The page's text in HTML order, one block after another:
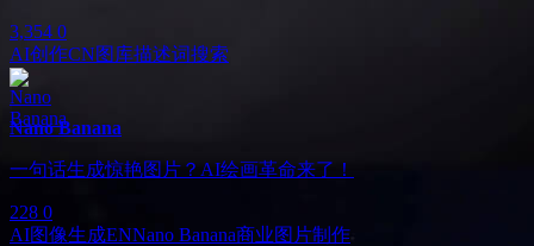
3,354 0
AI创作CN图库描述词搜索
Nano Banana
一句话生成惊艳图片？AI绘画革命来了！
228 0
AI图像生成ENNano Banana商业图片制作